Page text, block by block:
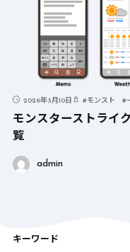
2026年3月10日 #モンスト #
モンスターストライ
覧
admin
キーワード